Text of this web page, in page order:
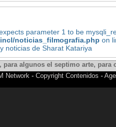
parameter 1 to be
noticias_filmografia.php on
noticias de Sharat Katariya
para algunos el septimo arte,
Network- Copyright Contenidos -